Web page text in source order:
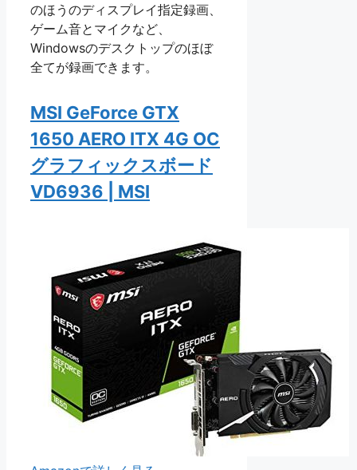
のほうのディスプレイ指定録画、
ゲーム音とマイクなど、
Windowsのデスクトップのほぼ
全てが録画できます。
MSI GeForce GTX
1650 AERO ITX 4G OC
グラフィックスボード
VD6936 | MSI